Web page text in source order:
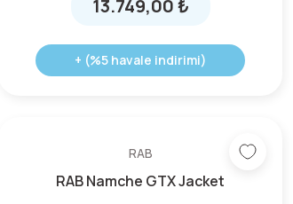
13.749,00 ₺
+ (%5 havale indirimi)
RAB
RAB Namche GTX Jacket